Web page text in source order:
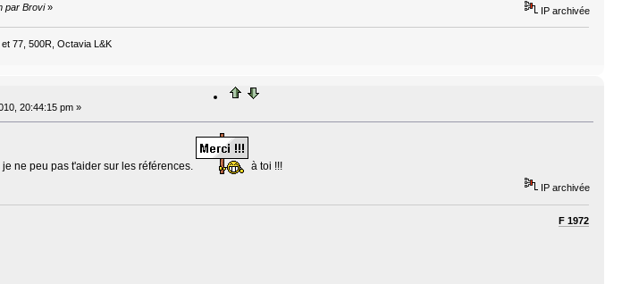
par Brovi» IP archivée
77, 500R, Octavia L&K
20:44:15 pm »
ne peu pas t'aider sur les références. à toi !!!
IP archivée
F 1972